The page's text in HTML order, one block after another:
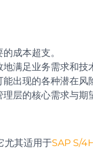
成本超支。
满足业务需求和技
出现的各种潜在风
层的核心需求与期
尤其适用于SAP S/